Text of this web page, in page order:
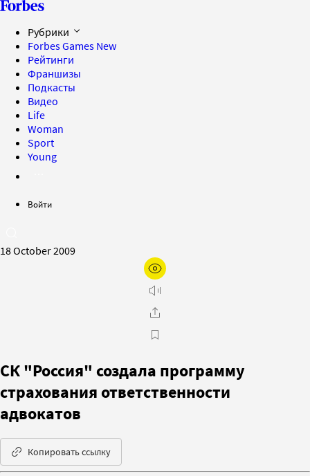
Рубрики
Forbes Games New
Рейтинги
Франшизы
Подкасты
Видео
Life
Woman
Sport
Young
Войти
18 October 2009
СК "Россия" создала программу
страхования ответственности
адвокатов
Копировать ссылку